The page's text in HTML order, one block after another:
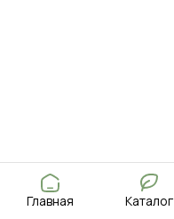
Главная Каталог